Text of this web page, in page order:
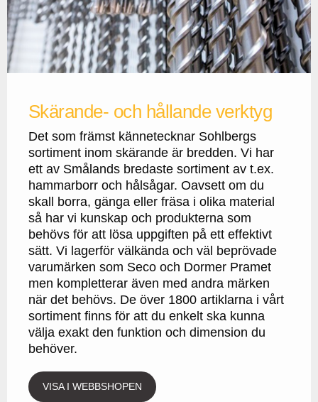
Skärande- och hållande verktyg
Det som främst kännetecknar Sohlbergs
sortiment inom skärande är bredden. Vi har
ett av Smålands bredaste sortiment av t.ex.
hammarborr och hålsågar. Oavsett om du
skall borra, gänga eller fräsa i olika material
så har vi kunskap och produkterna som
behövs för att lösa uppgiften på ett effektivt
sätt. Vi lagerför välkända och väl beprövade
varumärken som Seco och Dormer Pramet
men kompletterar även med andra märken
när det behövs. De över 1800 artiklarna i vårt
sortiment finns för att du enkelt ska kunna
välja exakt den funktion och dimension du
behöver.
VISA I WEBBSHOPEN